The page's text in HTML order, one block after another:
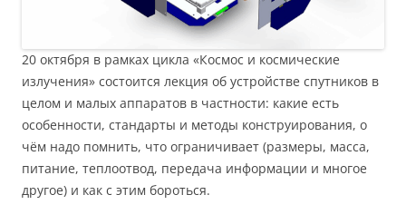
20 октября в рамках цикла «Космос и космические
излучения» состоится лекция об устройстве спутников в
целом и малых аппаратов в частности: какие есть
особенности, стандарты и методы конструирования, о
чём надо помнить, что ограничивает (размеры, масса,
питание, теплоотвод, передача информации и многое
другое) и как с этим бороться.